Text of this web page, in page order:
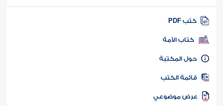
كتب PDF
كتاب الأمة
المكتبة
الكتب